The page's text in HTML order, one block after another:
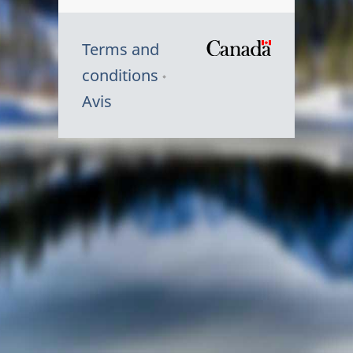
Terms and
conditions
Avis
Symbole
du
Canada